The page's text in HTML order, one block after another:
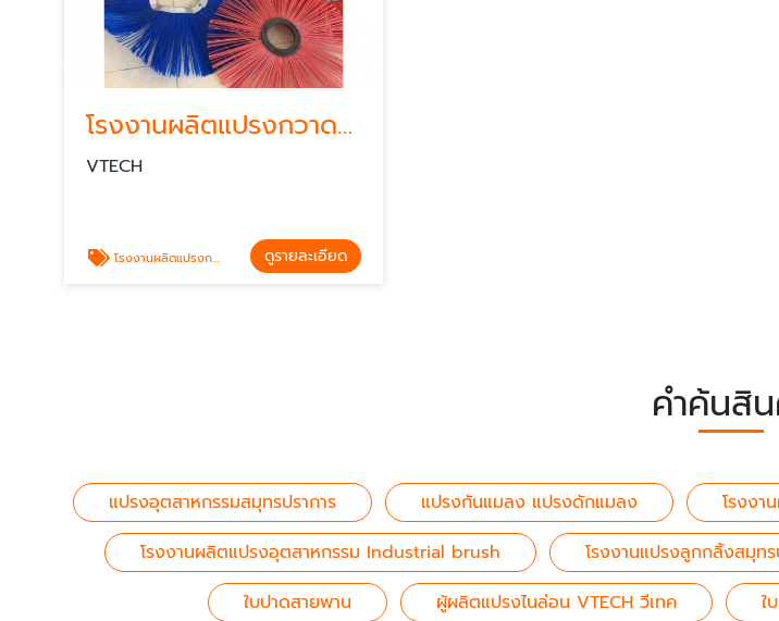
โรงงานผลิตแปรงกวาดถนน รถกวาดถนน
VTECH
โรงงานผลิตแปรงกวาดถนน รถกวาดถนน ดูรายละเอียด
คำค้นสิ
แปรงอุตสาหกรรมสมุทรปราการ แปรงกันแมลง แปรงดักแมลง โรงงา
โรงงานผลิตแปรงอุตสาหกรรม Industrial brush
โรงงานแปรงลูกกลิ้งสมุท
ใบปาดสายพาน
ผู้ผลิตแปรงไนล่อน VTECH วีเทค ใ